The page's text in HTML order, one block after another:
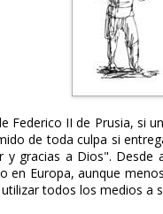
Federico II de Prusia, si
de toda culpa si
y gracias a Dios". Desde
en Europa, aunque
todos los medios a